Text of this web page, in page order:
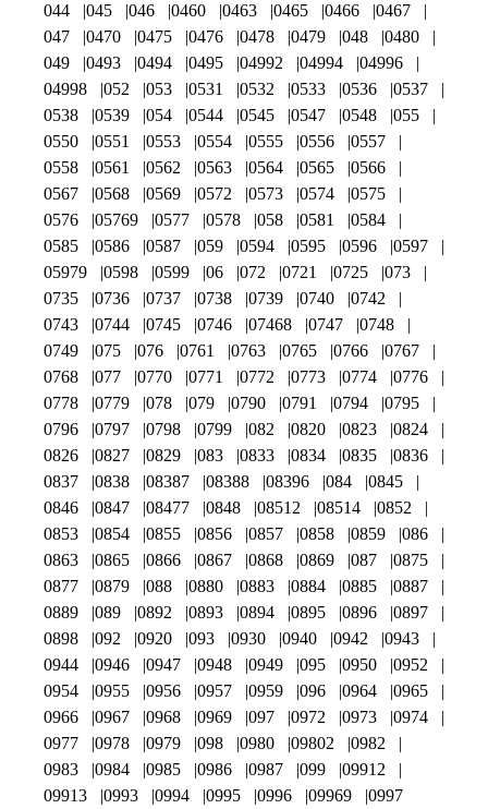
044 045 046 0460 0463 0465 0466
0467
047
0470 0475 0476 0478 0479 048
0480
049
0493 0494 0495 04992 04994
04996
04998
052 053 0531 0532 0533 0536
0537
0538
0539 054 0544 0545 0547 0548
055
0550
0551 0553 0554 0555 0556
0557
0558
0561 0562 0563 0564 0565
0566
0567
0568 0569 0572 0573 0574
0575
0576
05769 0577 0578 058 0581
0584
0585
0586 0587 059 0594 0595 0596
0597
05979
0598 0599 06 072 0721 0725
073
0735
0736 0737 0738 0739 0740
0742
0743
0744 0745 0746 07468 0747
0748
0749
075 076 0761 0763 0765 0766
0767
0768
077 0770 0771 0772 0773 0774
0776
0778
0779 078 079 0790 0791 0794
0795
0796
0797 0798 0799 082 0820 0823
0824
0826
0827 0829 083 0833 0834 0835
0836
0837
0838 08387 08388 08396 084
0845
0846
0847 08477 0848 08512 08514
0852
0853
0854 0855 0856 0857 0858 0859
086
0863
0865 0866 0867 0868 0869 087
0875
0877
0879 088 0880 0883 0884 0885
0887
0889
089 0892 0893 0894 0895 0896
0897
0898
092 0920 093 0930 0940 0942
0943
0944
0946 0947 0948 0949 095 0950
0952
0954
0955 0956 0957 0959 096 0964
0965
0966
0967 0968 0969 097 0972 0973
0974
0977
0978 0979 098 0980 09802
0982
0983
0984 0985 0986 0987 099
09912
09913
0993 0994 0995 0996 09969 0997